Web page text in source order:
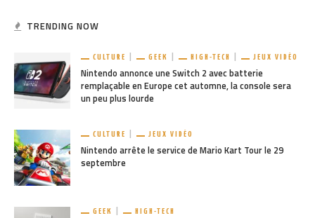
TRENDING NOW
CULTURE GEEK HIGH-TECH JEUX VIDÉO
Nintendo annonce une Switch 2 avec batterie
remplaçable en Europe cet automne, la console sera
un peu plus lourde
CULTURE JEUX VIDÉO
Nintendo arrête le service de Mario Kart Tour le 29
septembre
GEEK HIGH-TECH